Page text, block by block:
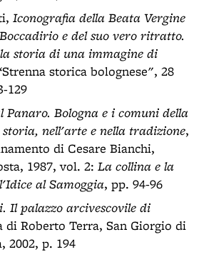
Iconografia della Beata Vergine
e del suo vero ritratto.
storia di una immagine di
storica bolognese", 28
129
Panaro. Bologna e i comuni della
nell'arte e nella tradizione,
di Cesare Bianchi,
1987, vol. 2: La collina e la
al Samoggia, pp. 94-96
Il palazzo arcivescovile di
di Roberto Terra, San Giorgio di
2002, p. 194